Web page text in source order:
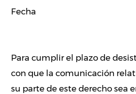
Fecha
Para cumplir el plazo de
con que la comunicación
su parte de este derecho sea